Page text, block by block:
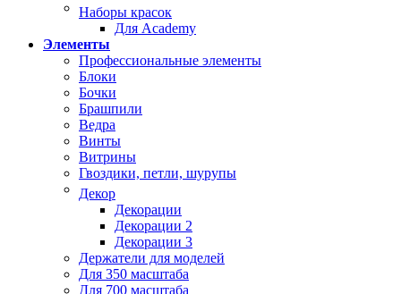
Наборы красок
Для Academy
Элементы
Профессиональные элементы
Блоки
Бочки
Брашпили
Ведра
Винты
Витрины
Гвоздики, петли, шурупы
Декор
Декорации
Декорации 2
Декорации 3
Держатели для моделей
Для 350 масштаба
Для 700 масштаба